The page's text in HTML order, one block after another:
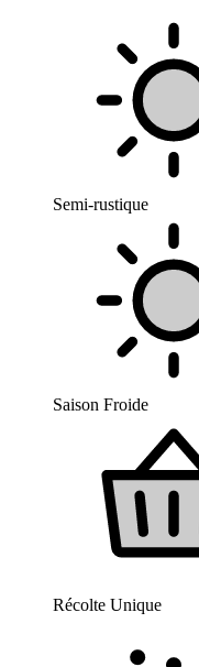
Semi-rustique
Saison Froide
Récolte Unique